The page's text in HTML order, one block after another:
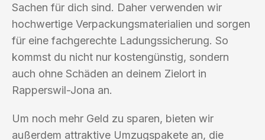
Sachen für dich sind. Daher verwenden wir
hochwertige Verpackungsmaterialien und sorgen
für eine fachgerechte Ladungssicherung. So
kommst du nicht nur kostengünstig, sondern
auch ohne Schäden an deinem Zielort in
Rapperswil-Jona an.
Um noch mehr Geld zu sparen, bieten wir
außerdem attraktive Umzugspakete an, die